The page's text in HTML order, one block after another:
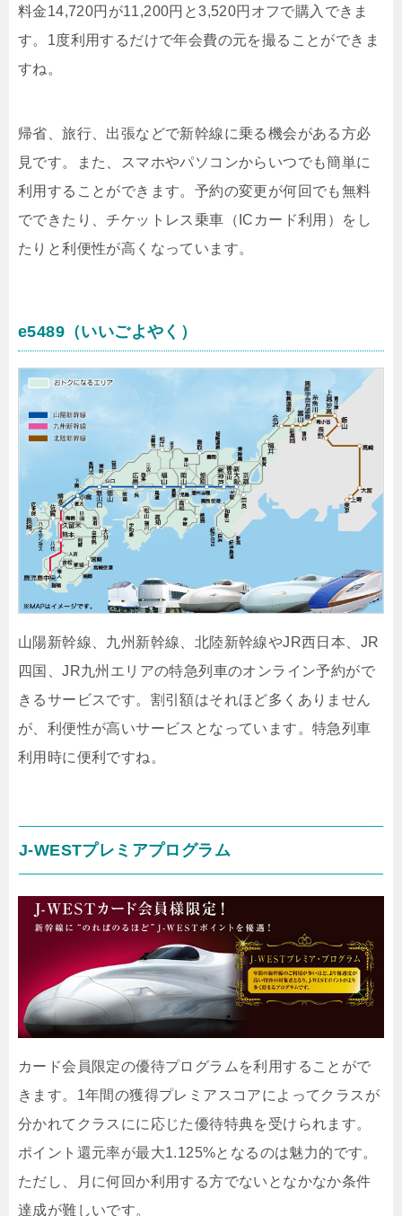
料金14,720円が11,200円と3,520円オフで購入できま
す。1度利用するだけで年会費の元を撮ることができま
すね。
帰省、旅行、出張などで新幹線に乗る機会がある方必
見です。また、スマホやパソコンからいつでも簡単に
利用することができます。予約の変更が何回でも無料
でできたり、チケットレス乗車（ICカード利用）をし
たりと利便性が高くなっています。
e5489（いいごよやく）
山陽新幹線、九州新幹線、北陸新幹線やJR西日本、JR
四国、JR九州エリアの特急列車のオンライン予約がで
きるサービスです。割引額はそれほど多くありません
が、利便性が高いサービスとなっています。特急列車
利用時に便利ですね。
J-WESTプレミアプログラム
カード会員限定の優待プログラムを利用することがで
きます。1年間の獲得プレミアスコアによってクラスが
分かれてクラスにに応じた優待特典を受けられます。
ポイント還元率が最大1.125%となるのは魅力的です。
ただし、月に何回か利用する方でないとなかなか条件
達成が難しいです。